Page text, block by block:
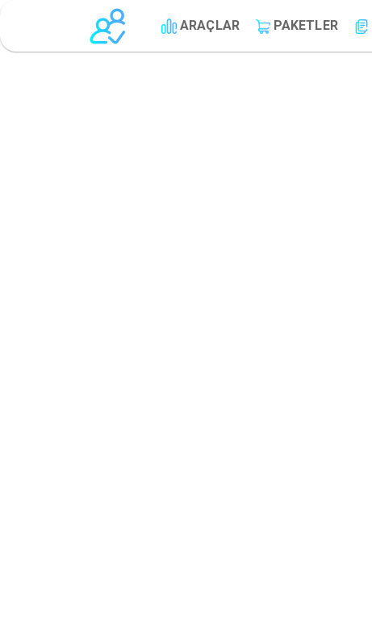
ARAÇLAR PAKETLER